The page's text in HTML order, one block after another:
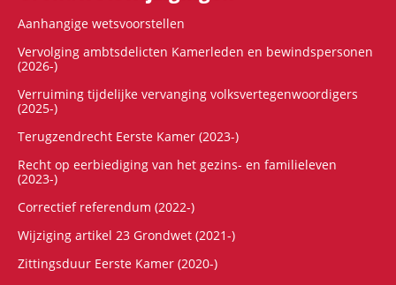
Aanhangige wetsvoorstellen
Vervolging ambtsdelicten Kamerleden en bewindspersonen
(2026-)
Verruiming tijdelijke vervanging volksvertegenwoordigers
(2025-)
Terugzendrecht Eerste Kamer (2023-)
Recht op eerbiediging van het gezins- en familieleven
(2023-)
Correctief referendum (2022-)
Wijziging artikel 23 Grondwet (2021-)
Zittingsduur Eerste Kamer (2020-)